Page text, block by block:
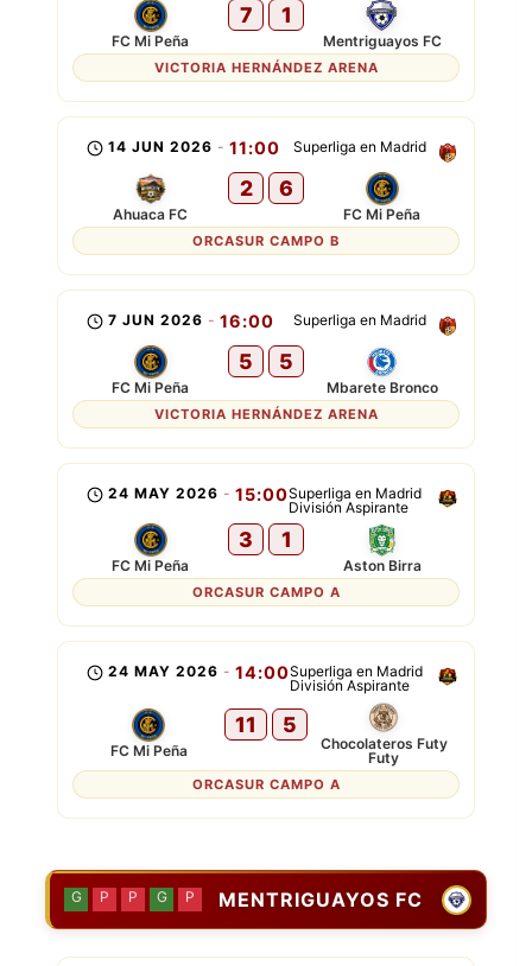
FC Mi Peña
7 1
Mentriguayos FC
VICTORIA HERNÁNDEZ ARENA
Superliga en Madrid
14 JUN 2026 - 11:00
Ahuaca FC
2 6
FC Mi Peña
ORCASUR CAMPO B
Superliga en Madrid
7 JUN 2026 - 16:00
FC Mi Peña
5 5
Mbarete Bronco
VICTORIA HERNÁNDEZ ARENA
Superliga en Madrid
División Aspirante
24 MAY 2026 - 15:00
FC Mi Peña
3 1
Aston Birra
ORCASUR CAMPO A
Superliga en Madrid
División Aspirante
24 MAY 2026 - 14:00
FC Mi Peña
11 5
Chocolateros Futy
Futy
ORCASUR CAMPO A
MENTRIGUAYOS FC
G P P G P